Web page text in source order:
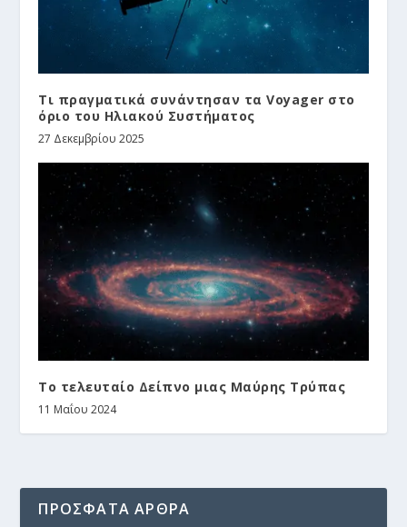
Τι πραγματικά συνάντησαν τα Voyager στο
όριο του Ηλιακού Συστήματος
27 Δεκεμβρίου 2025
Το τελευταίο Δείπνο μιας Μαύρης Τρύπας
11 Μαΐου 2024
ΠΡΟΣΦΑΤΑ ΑΡΘΡΑ